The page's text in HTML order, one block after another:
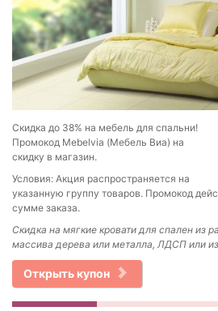
Скидка до 38% на мебель для спальни!
Промокод Mebelvia (Мебель Виа) на
скидку в магазин.
Условия: Акция распространяется на
указанную группу товаров. Промокод
сумме заказа.
Скидка на мягкие кровати для спален из
массива дерева или металла, ЛДСП или
Открыть купон